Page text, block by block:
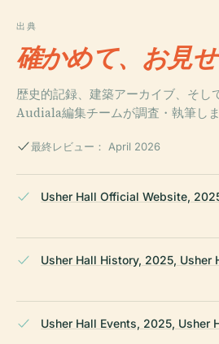
出典
確かめて、お見せ
歴史的記録、建築アーカイブ、そし
Audiala編集チームが調査・執筆しま
最終レビュー： April 2026
Usher Hall Official Website,
Usher Hall History, 2025, Usher
Usher Hall Events, 2025, Usher